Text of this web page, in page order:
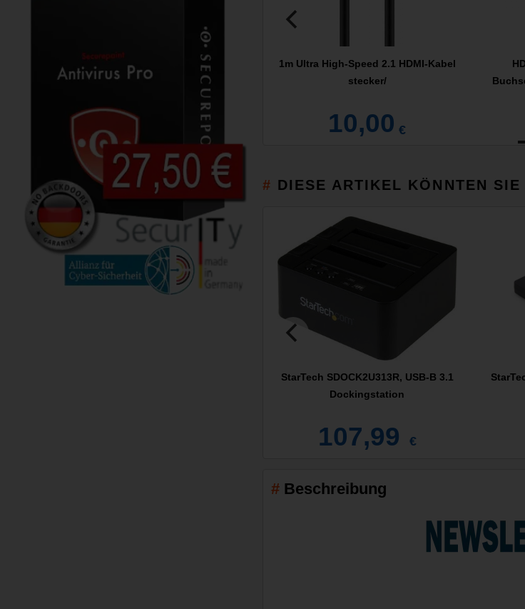
1m Ultra High-Speed 2.1 HDMI-Kabel
stecker/
10,00 €
DIESE ARTIKEL KÖNNTEN
StarTech SDOCK2U313R, USB-B 3.1
Dockingstation
107,99 €
Beschreibung